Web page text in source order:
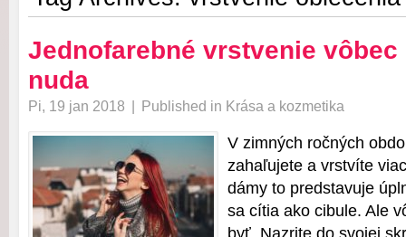
Jednofarebné vrstvenie
nuda
Pi, 19 jan 2018 | Published in Krása a kozmetika
V zimných ročných
zahaľujete a vrstvíte
dámy to predstavuje
sa cítia ako cibule. Ale
byť. Nazrite do svojej